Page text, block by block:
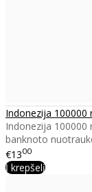
Indonezija 100000
Indonezija
banknoto
€1300
Į krepšelį